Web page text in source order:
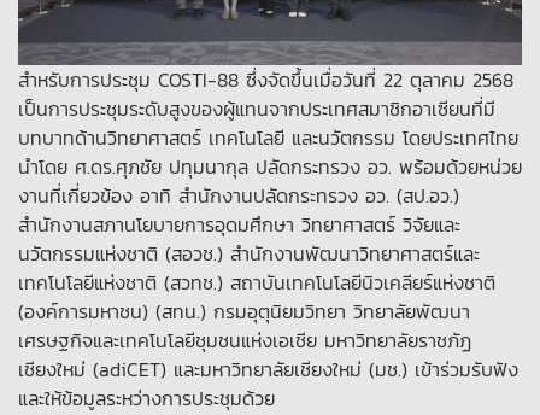
สำหรับการประชุม COSTI-88 ซึ่งจัดขึ้นเมื่อวันที่ 22 ตุลาคม 2568
เป็นการประชุมระดับสูงของผู้แทนจากประเทศสมาชิกอาเซียนที่มี
บทบาทด้านวิทยาศาสตร์ เทคโนโลยี และนวัตกรรม โดยประเทศไทย
นำโดย ศ.ดร.ศุภชัย ปทุมนากุล ปลัดกระทรวง อว. พร้อมด้วยหน่วย
งานที่เกี่ยวข้อง อาทิ สำนักงานปลัดกระทรวง อว. (สป.อว.)
สำนักงานสภานโยบายการอุดมศึกษา วิทยาศาสตร์ วิจัยและ
นวัตกรรมแห่งชาติ (สอวช.) สำนักงานพัฒนาวิทยาศาสตร์และ
เทคโนโลยีแห่งชาติ (สวทช.) สถาบันเทคโนโลยีนิวเคลียร์แห่งชาติ
(องค์การมหาชน) (สทน.) กรมอุตุนิยมวิทยา วิทยาลัยพัฒนา
เศรษฐกิจและเทคโนโลยีชุมชนแห่งเอเชีย มหาวิทยาลัยราชภัฏ
เชียงใหม่ (adiCET) และมหาวิทยาลัยเชียงใหม่ (มช.) เข้าร่วมรับฟัง
และให้ข้อมูลระหว่างการประชุมด้วย